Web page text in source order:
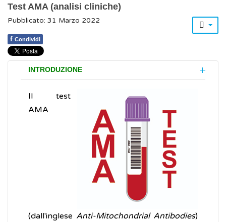
Test AMA (analisi cliniche)
Pubblicato: 31 Marzo 2022
f Condividi
INTRODUZIONE
Il test
AMA
(dall'inglese Anti-Mitochondrial Antibodies)